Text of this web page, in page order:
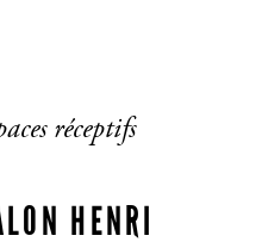
réceptifs
HENRI